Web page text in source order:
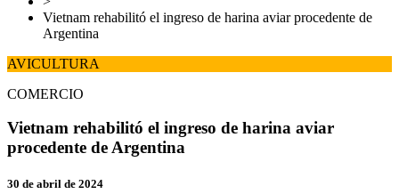
Vietnam rehabilitó el ingreso de harina aviar procedente de
Argentina
AVICULTURA
COMERCIO
Vietnam rehabilitó el ingreso de harina aviar
procedente de Argentina
30 de abril de 2024